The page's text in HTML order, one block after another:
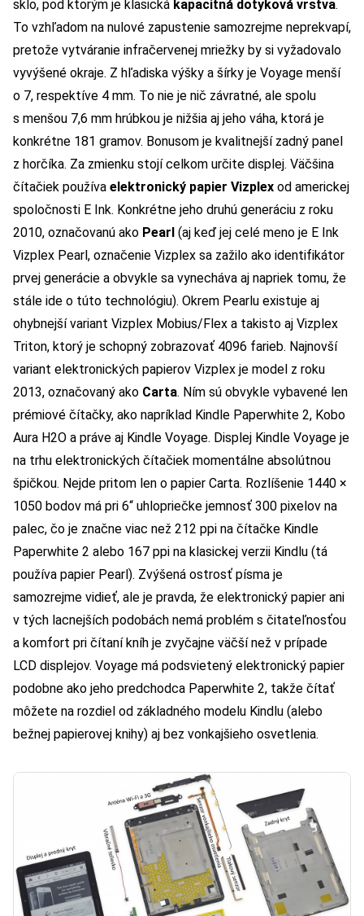
sklo, pod ktorým je klasická kapacitná dotyková vrstva.
To vzhľadom na nulové zapustenie samozrejme neprekvapí,
pretože vytváranie infračervenej mriežky by si vyžadovalo
vyvýšené okraje. Z hľadiska výšky a šírky je Voyage menší
o 7, respektíve 4 mm. To nie je nič závratné, ale spolu
s menšou 7,6 mm hrúbkou je nižšia aj jeho váha, ktorá je
konkrétne 181 gramov. Bonusom je kvalitnejší zadný panel
z horčíka. Za zmienku stojí celkom určite displej. Väčšina
čítačiek používa elektronický papier Vizplex od americkej
spoločnosti E Ink. Konkrétne jeho druhú generáciu z roku
2010, označovanú ako Pearl (aj keď jej celé meno je E Ink
Vizplex Pearl, označenie Vizplex sa zažilo ako identifikátor
prvej generácie a obvykle sa vynecháva aj napriek tomu, že
stále ide o túto technológiu). Okrem Pearlu existuje aj
ohybnejší variant Vizplex Mobius/Flex a takisto aj Vizplex
Triton, ktorý je schopný zobrazovať 4096 farieb. Najnovší
variant elektronických papierov Vizplex je model z roku
2013, označovaný ako Carta. Ním sú obvykle vybavené len
prémiové čítačky, ako napríklad Kindle Paperwhite 2, Kobo
Aura H2O a práve aj Kindle Voyage. Displej Kindle Voyage je
na trhu elektronických čítačiek momentálne absolútnou
špičkou. Nejde pritom len o papier Carta. Rozlíšenie 1440 ×
1050 bodov má pri 6“ uhlopriečke jemnosť 300 pixelov na
palec, čo je značne viac než 212 ppi na čítačke Kindle
Paperwhite 2 alebo 167 ppi na klasickej verzii Kindlu (tá
používa papier Pearl). Zvýšená ostrosť písma je
samozrejme vidieť, ale je pravda, že elektronický papier ani
v tých lacnejších podobách nemá problém s čitateľnosťou
a komfort pri čítaní kníh je zvyčajne väčší než v prípade
LCD displejov. Voyage má podsvietený elektronický papier
podobne ako jeho predchodca Paperwhite 2, takže čítať
môžete na rozdiel od základného modelu Kindlu (alebo
bežnej papierovej knihy) aj bez vonkajšieho osvetlenia.